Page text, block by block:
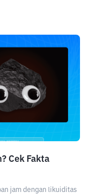
Cek Fakta
jam dengan likuiditas